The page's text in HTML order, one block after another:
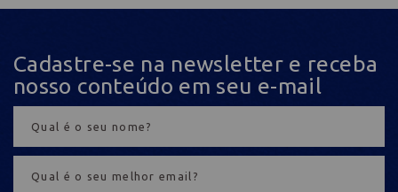
Cadastre-se na newsletter e receba
nosso conteúdo em seu e-mail